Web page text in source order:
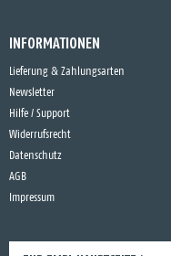
INFORMATIONEN
Lieferung & Zahlungsarten
Newsletter
Hilfe / Support
Widerrufsrecht
Datenschutz
AGB
Impressum